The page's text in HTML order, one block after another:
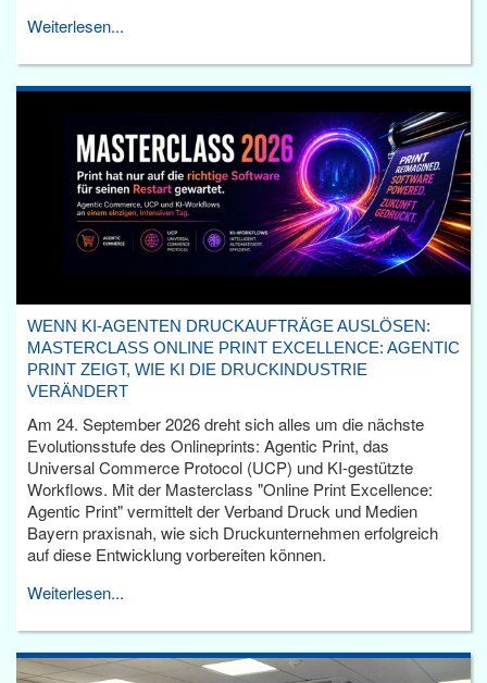
Weiterlesen...
WENN KI-AGENTEN DRUCKAUFTRÄGE AUSLÖSEN:
MASTERCLASS ONLINE PRINT EXCELLENCE: AGENTIC
PRINT ZEIGT, WIE KI DIE DRUCKINDUSTRIE
VERÄNDERT
Am 24. September 2026 dreht sich alles um die nächste
Evolutionsstufe des Onlineprints: Agentic Print, das
Universal Commerce Protocol (UCP) und KI-gestützte
Workflows. Mit der Masterclass "Online Print Excellence:
Agentic Print" vermittelt der Verband Druck und Medien
Bayern praxisnah, wie sich Druckunternehmen erfolgreich
auf diese Entwicklung vorbereiten können.
Weiterlesen...